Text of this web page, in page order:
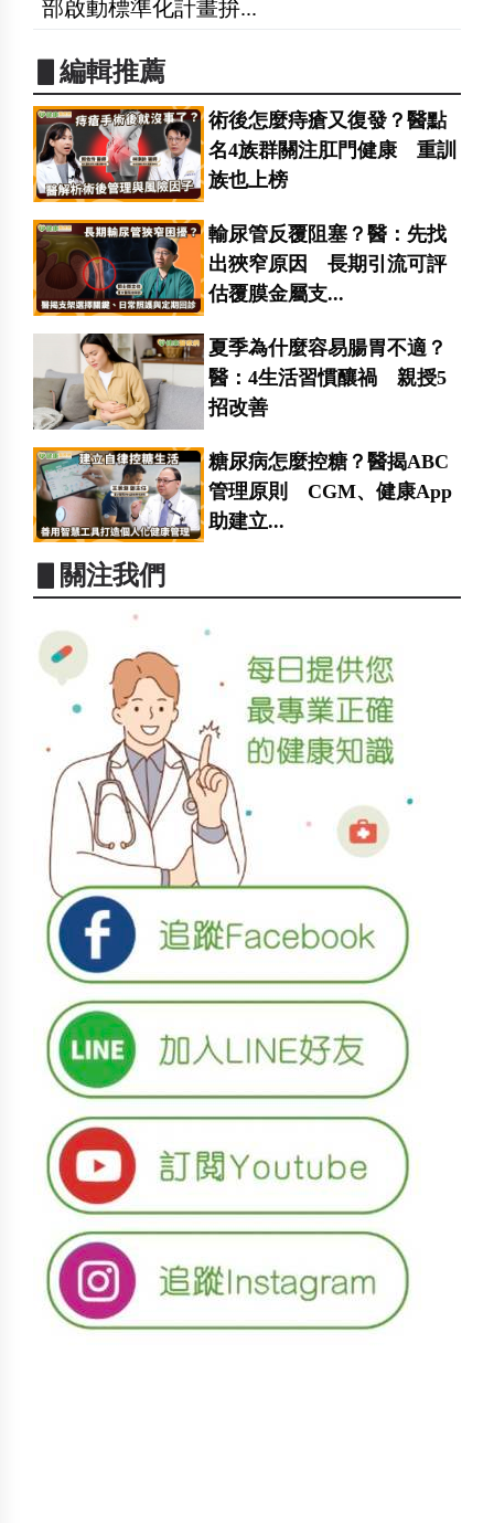
部啟動標準化計畫拚...
▋編輯推薦
術後怎麼痔瘡又復發？醫點
名4族群關注肛門健康 重訓
族也上榜
輸尿管反覆阻塞？醫：先找
出狹窄原因 長期引流可評
估覆膜金屬支...
夏季為什麼容易腸胃不適？
醫：4生活習慣釀禍 親授5
招改善
糖尿病怎麼控糖？醫揭ABC
管理原則 CGM、健康App
助建立...
▋關注我們